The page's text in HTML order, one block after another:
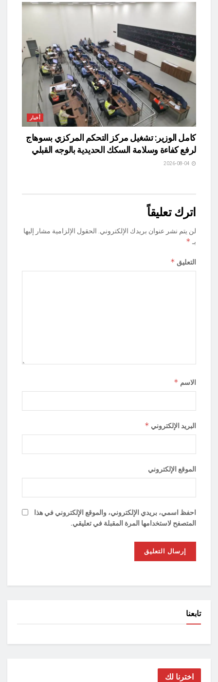
أخبار
كامل الوزير: تشغيل مركز التحكم المركزي بسوهاج
لرفع كفاءة وسلامة السكك الحديدية بالوجه القبلي
اترك تعليقاً
لن يتم نشر عنوان بريدك الإلكتروني. الحقول الإلزامية مشار إليها
بـ *
التعليق *
الاسم *
البريد الإلكتروني *
الموقع الإلكتروني
احفظ اسمي، بريدي الإلكتروني، والموقع الإلكتروني في هذا
المتصفح لاستخدامها المرة المقبلة في تعليقي.
تابعنا
اخترنا لك